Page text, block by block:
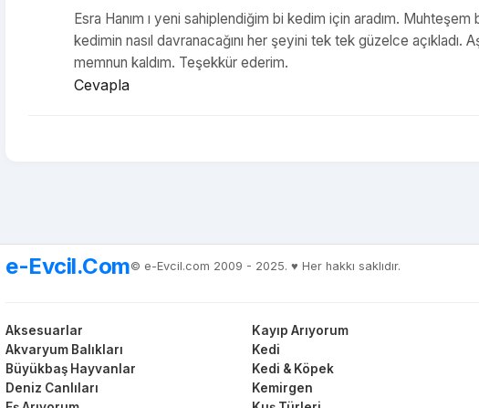
Esra Hanım ı yeni sahiplendiğim bi kedim için aradım.
kedimin nasıl davranacağını her şeyini tek tek güzelce açıkladı.
memnun kaldım. Teşekkür ederim.
Cevapla
e-Evcil.Com© e-Evcil.com 2009 - 2025. ♥️ Her hakkı saklıdır.
Aksesuarlar
Akvaryum Balıkları
Büyükbaş Hayvanlar
Deniz Canlıları
Kayıp Arıyorum
Kedi
Kedi & Köpek
Kemirgen